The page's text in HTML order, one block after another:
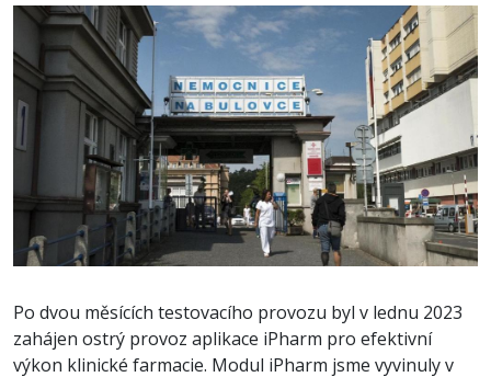
Po dvou měsících testovacího provozu byl v lednu 2023
zahájen ostrý provoz aplikace iPharm pro efektivní
výkon klinické farmacie. Modul iPharm jsme vyvinuly v